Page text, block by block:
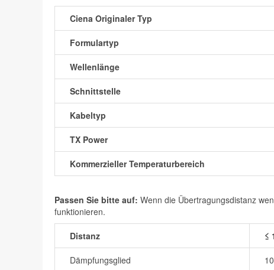
Ciena Originaler Typ
Formulartyp
Wellenlänge
Schnittstelle
Kabeltyp
TX Power
Kommerzieller Temperaturbereich
Passen Sie bitte auf: Wenn die Übertragungsdistanz
funktionieren.
Distanz ≤
Dämpfungsglied